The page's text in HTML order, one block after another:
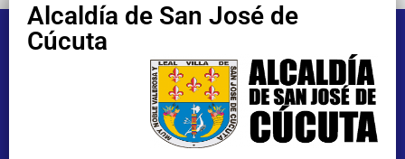
Alcaldía de San José de
Cúcuta